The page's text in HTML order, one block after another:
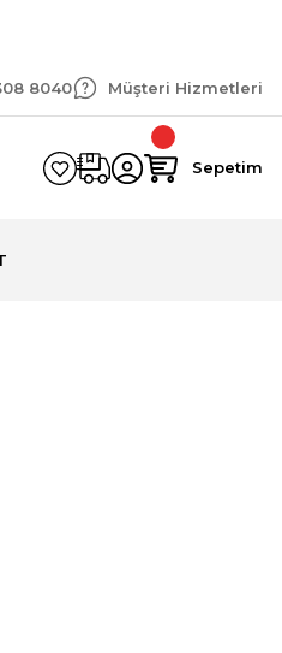
1.500 TL ve üzeri
8040 Müşteri Hizmetleri
Sepetim